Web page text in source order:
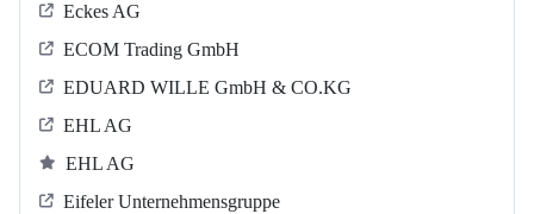
Eckes AG
ECOM Trading GmbH
EDUARD WILLE GmbH & CO.KG
EHL AG
EHL AG
Eifeler Unternehmensgruppe